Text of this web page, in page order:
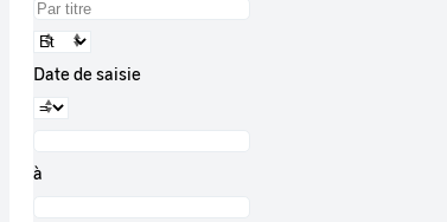
Date de saisie
à